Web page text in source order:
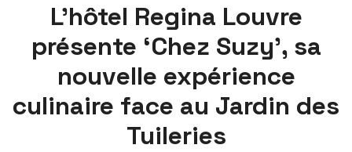
L’hôtel Regina Louvre
présente ‘Chez Suzy’, sa
nouvelle expérience
culinaire face au Jardin des
Tuileries